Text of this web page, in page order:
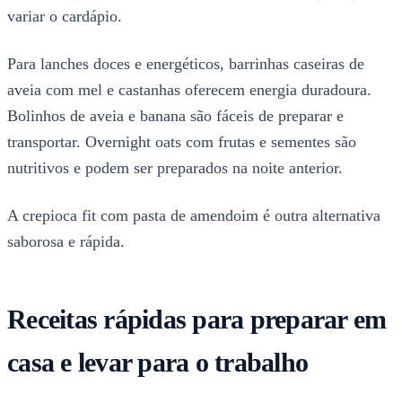
variar o cardápio.
Para lanches doces e energéticos, barrinhas caseiras de
aveia com mel e castanhas oferecem energia duradoura.
Bolinhos de aveia e banana são fáceis de preparar e
transportar. Overnight oats com frutas e sementes são
nutritivos e podem ser preparados na noite anterior.
A crepioca fit com pasta de amendoim é outra alternativa
saborosa e rápida.
Receitas rápidas para preparar em
casa e levar para o trabalho